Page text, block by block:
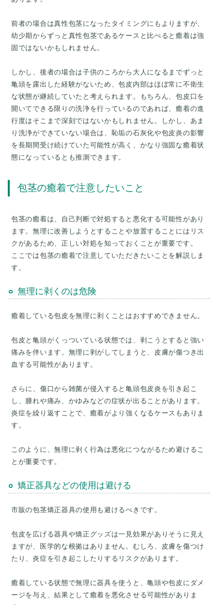
前者の場合は真性包茎になったタイミングにもよりますが、
幼少期からずっと真性包茎であるケースと比べると癒着は強
固ではないかもしれません。
しかし、後者の場合は子供のころから大人になるまでずっと
亀頭を露出した経験がないため、包皮内部はほぼ常に不衛生
な状態が継続していたと考えられます。もちろん、包皮口を
開いてできる限りの洗浄を行っているのであれば、癒着の進
行度はそこまで深刻ではないかもしれません。しかし、あま
り洗浄ができていない場合は、恥垢の石灰化や包皮炎の影響
を長期間受け続けていた可能性が高く、かなり強固な癒着状
包茎の癒着で注意したいこと
包茎の癒着は、自己判断で対処すると悪化する可能性があり
ます。無理に改善しようとすることや放置することにはリス
クがあるため、正しい対処を知っておくことが重要です。
ここでは包茎の癒着で注意していただきたいことを解説しま
無理に剥くのは危険
癒着している包皮を無理に剥くことはおすすめできません。
包皮と亀頭がくっついている状態では、剥こうとすると強い
痛みを伴います。無理に剥がしてしまうと、皮膚が傷つき出
血する可能性があります。
さらに、傷口から雑菌が侵入すると亀頭包皮炎を引き起こ
し、腫れや痛み、かゆみなどの症状が出ることがあります。
炎症を繰り返すことで、癒着がより強くなるケースもありま
す。
このように、無理に剥く行為は悪化につながるため避けるこ
矯正器具などの使用は避ける
市販の包茎矯正器具の使用も避けるべきです。
包皮を広げる器具や矯正グッズは一見効果がありそうに見え
ますが、医学的な根拠はありません。むしろ、皮膚を傷つけ
たり、炎症を引き起こしたりするリスクがあります。
癒着している状態で無理に器具を使うと、亀頭や包皮にダメ
ージを与え、結果として癒着を悪化させる可能性がありま